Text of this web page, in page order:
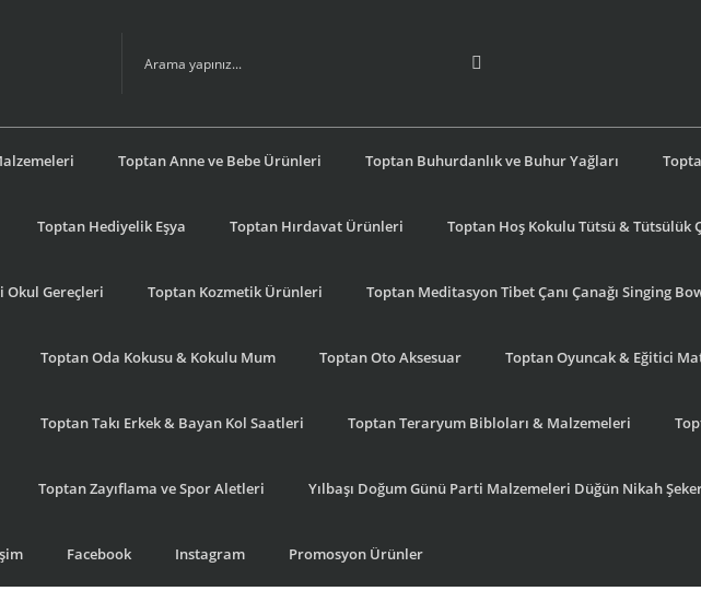
Toptan Anne ve Bebe Ürünleri Toptan Buhurdanlık ve Buhur Yağları
Toptan Hediyelik Eşya Toptan Hırdavat Ürünleri Toptan Hoş Kokulu Tütsü & Tütsülük
Okul Gereçleri Toptan Kozmetik Ürünleri Toptan Meditasyon Tibet Çanı Çanağı Singing
Toptan Oda Kokusu & Kokulu Mum Toptan Oto Aksesuar Toptan Oyuncak & Eğitici
Toptan Takı Erkek & Bayan Kol Saatleri Toptan Teraryum Bibloları & Malzemeleri
Toptan Zayıflama ve Spor Aletleri Yılbaşı Doğum Günü Parti Malzemeleri Düğün Nikah
Facebook Instagram Promosyon Ürünler